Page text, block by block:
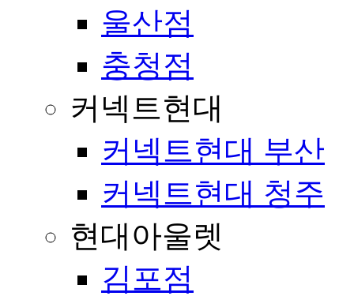
울산점
충청점
커넥트현대
커넥트현대 부산
커넥트현대 청주
현대아울렛
김포점